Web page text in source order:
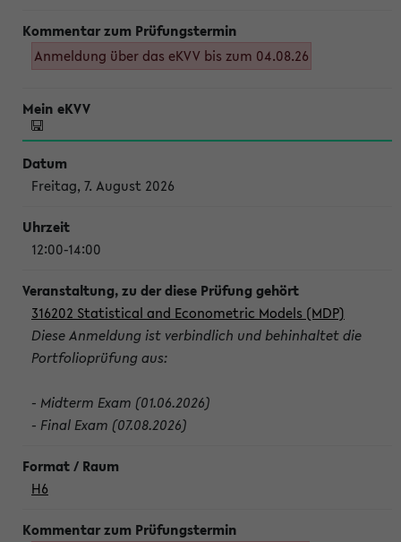
Anmeldung über das eKVV bis zum 04.08.26
Freitag, 7. August 2026
12:00-14:00
316202 Statistical and Econometric Models (MDP)
Diese Anmeldung ist verbindlich und behinhaltet die
Portfolioprüfung aus:
- Midterm Exam (01.06.2026)
- Final Exam (07.08.2026)
H6